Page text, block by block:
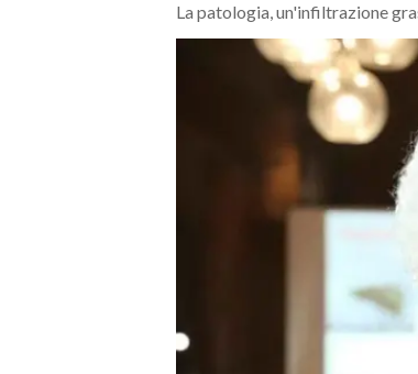
La patologia, un'infiltrazione